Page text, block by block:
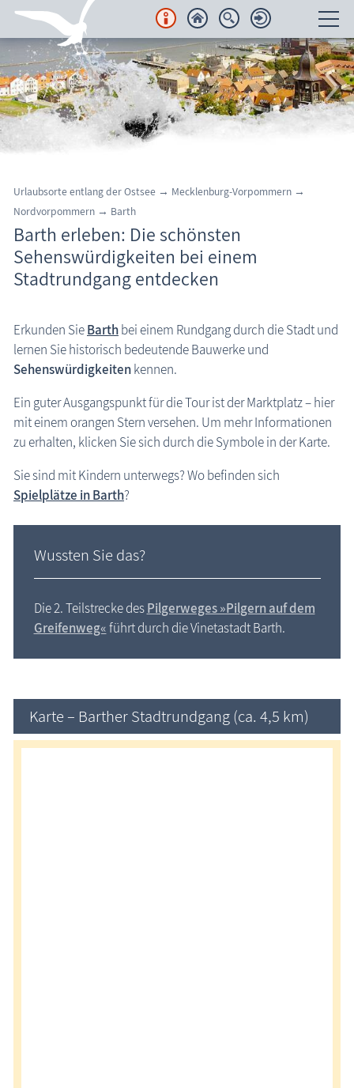
Unterkünfte
Regionales
Urlaubsorte
Karten
Freizeit
Wissenswertes
Blog
Urlaubsort Barth
Urlaubsorte entlang der Ostsee → Mecklenburg-Vorpommern →
Nordvorpommern → Barth
Barth erleben: Die schönsten
Sehenswürdigkeiten bei einem
Stadtrundgang entdecken
Erkunden SieBarthbei einem Rundgang durch die Stadt und
lernen Sie historisch bedeutende Bauwerke und
Sehenswürdigkeitenkennen.
Ein guter Ausgangspunkt für die Tour ist der Marktplatz – hier
mit einem orangen Stern versehen. Um mehr Informationen
zu erhalten, klicken Sie sich durch die Symbole in der Karte.
Sie sind mit Kindern unterwegs? Wo befinden sich
Spielplätze in Barth?
Wussten Sie das?
Die 2. Teilstrecke desPilger­weges »Pilgern auf dem
Greifenweg«führt durch die Vinetastadt Barth.
Karte – Barther Stadtrundgang (ca. 4,5 km)